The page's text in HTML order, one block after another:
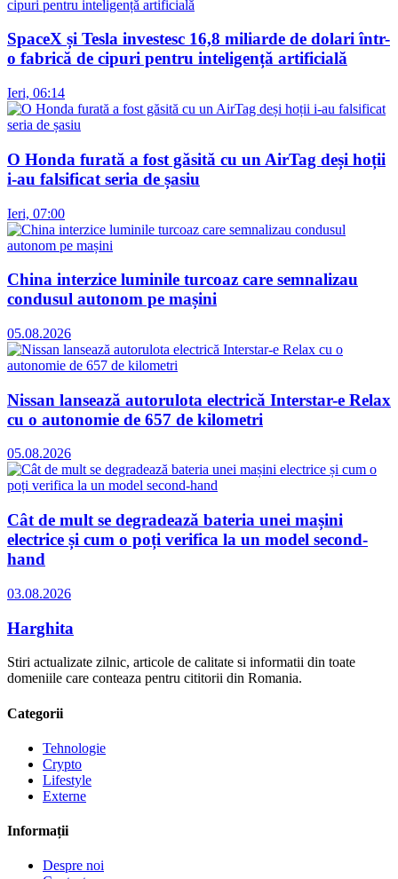
SpaceX și Tesla investesc 16,8 miliarde de dolari într-
o fabrică de cipuri pentru inteligență artificială
Ieri, 06:14
O Honda furată a fost găsită cu un AirTag deși hoții
i-au falsificat seria de șasiu
Ieri, 07:00
China interzice luminile turcoaz care semnalizau
condusul autonom pe mașini
05.08.2026
Nissan lansează autorulota electrică Interstar-e Relax
cu o autonomie de 657 de kilometri
05.08.2026
Cât de mult se degradează bateria unei mașini
electrice și cum o poți verifica la un model second-
hand
03.08.2026
Harghita
Stiri actualizate zilnic, articole de calitate si informatii din toate
domeniile care conteaza pentru cititorii din Romania.
Categorii
Tehnologie
Crypto
Lifestyle
Externe
Informații
Despre noi